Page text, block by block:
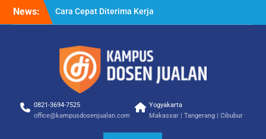
News:
Cara Cepat Diterima Kerja
– Tips Praktis yang Bisa
Cara Biar Dapat Pekerjaan
– Panduan Lengkap untuk
Pencari Kerja
Cara Dapat Pekerjaan –
Memperbesar Peluang
0821-3694-7525
office@kampusdosenjualan.com
Yogyakarta
Makassar | Tangerang | Cibubur